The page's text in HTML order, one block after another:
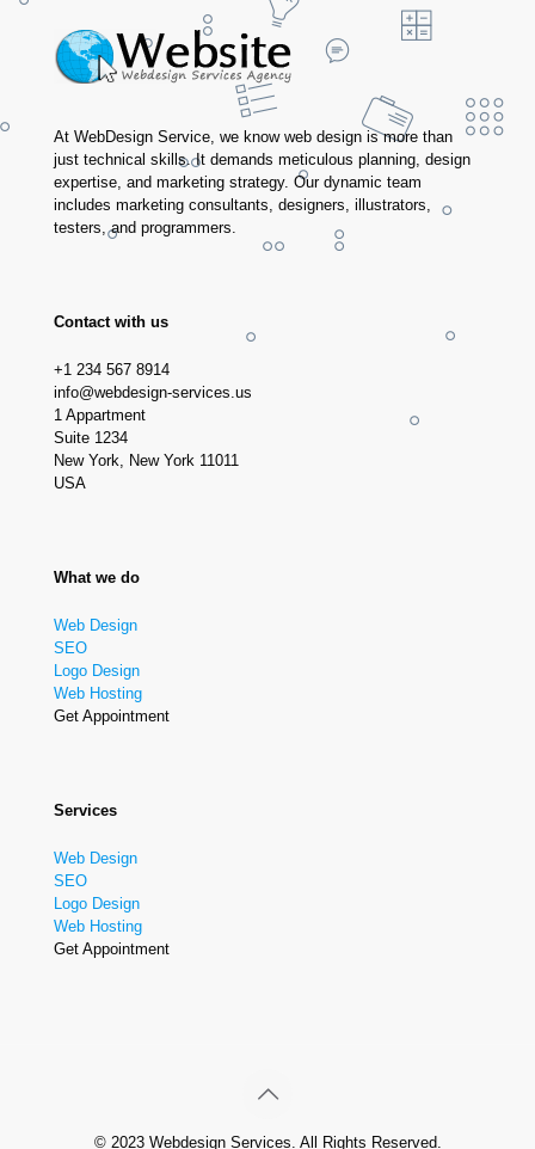
At WebDesign Service, we know web design is more than
just technical skills. It demands meticulous planning, design
expertise, and marketing strategy. Our dynamic team
includes marketing consultants, designers, illustrators,
testers, and programmers.
Contact with us
+1 234 567 8914
info@webdesign-services.us
1 Appartment
Suite 1234
New York, New York 11011
USA
What we do
Web Design
SEO
Logo Design
Web Hosting
Get Appointment
Services
Web Design
SEO
Logo Design
Web Hosting
Get Appointment
© 2023 Webdesign Services. All Rights Reserved.